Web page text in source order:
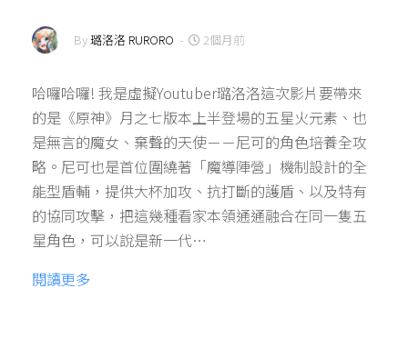
By璐洛洛 RURORO - 2個月前
哈囉哈囉! 我是虛擬Youtuber璐洛洛這次影片要帶來
的是《原神》月之七版本上半登場的五星火元素、也
是無言的魔女、棄聲的天使－－尼可的角色培養全攻
略。尼可也是首位圍繞著「魔導陣營」機制設計的全
能型盾輔，提供大杯加攻、抗打斷的護盾、以及特有
的協同攻擊，把這幾種看家本領通通融合在同一隻五
星角色，可以說是新一代…
閱讀更多